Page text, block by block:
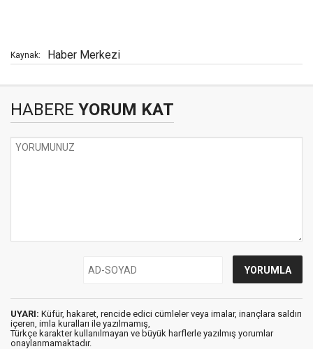
Kaynak: Haber Merkezi
HABERE YORUM KAT
UYARI: Küfür, hakaret, rencide edici cümleler veya imalar, inançlara saldırı
içeren, imla kuralları ile yazılmamış,
Türkçe karakter kullanılmayan ve büyük harflerle yazılmış yorumlar
onaylanmamaktadır.